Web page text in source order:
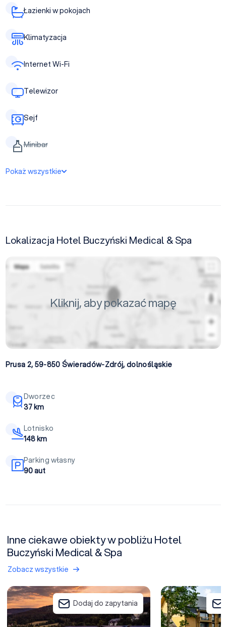
Łazienki w pokojach
Klimatyzacja
Internet Wi-Fi
Telewizor
Sejf
Minibar
Pokaż wszystkie
Lokalizacja Hotel Buczyński Medical & Spa
Kliknij, aby pokazać mapę
Prusa 2, 59-850Świeradów-Zdrój,dolnośląskie
Dworzec
37 km
Lotnisko
148 km
Parking własny
90 aut
Inne ciekawe obiekty w pobliżu Hotel
Buczyński Medical & Spa
Zobacz wszystkie
Elements Hotel & Spa
Dodaj do zapytania
Forest Park